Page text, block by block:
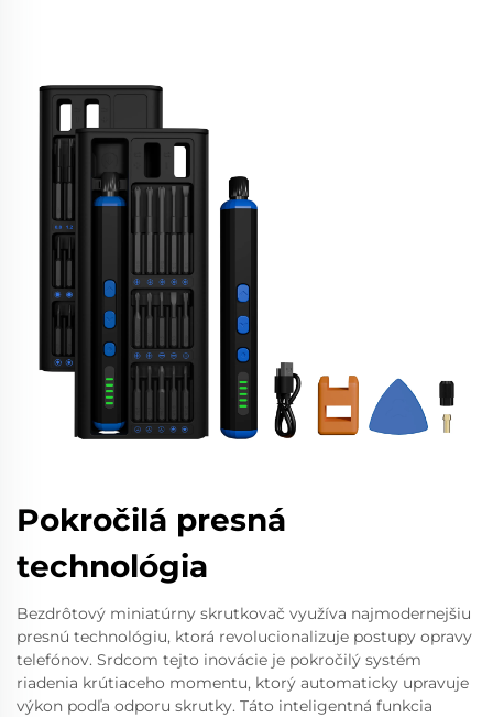
Pokročilá presná
technológia
Bezdrôtový miniatúrny skrutkovač využíva najmodernejšiu
presnú technológiu, ktorá revolucionalizuje postupy opravy
telefónov. Srdcom tejto inovácie je pokročilý systém
riadenia krútiaceho momentu, ktorý automaticky upravuje
výkon podľa odporu skrutky. Táto inteligentná funkcia